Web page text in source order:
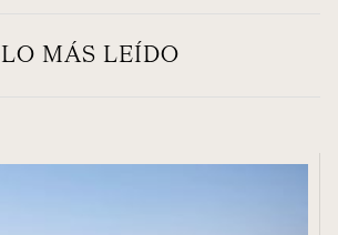
LO MÁS LEÍDO